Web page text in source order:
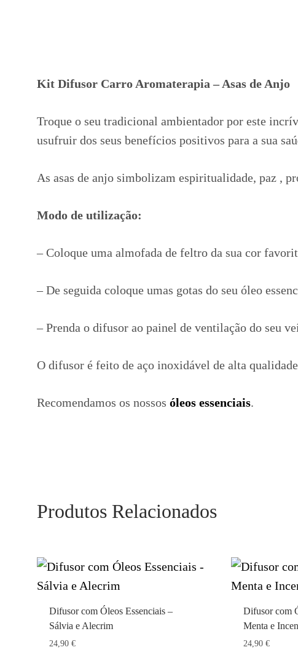
Kit Difusor Carro Aromaterapia – Asas de Anjo
Troque o seu tradicional ambientador por este
usufruir dos seus benefícios positivos para a sua
As asas de anjo simbolizam espiritualidade, paz ,
Modo de utilização:
– Coloque uma almofada de feltro da sua cor
– De seguida coloque umas gotas do seu óleo
– Prenda o difusor ao painel de ventilação do seu
O difusor é feito de aço inoxidável de alta
Recomendamos os nossos óleos essenciais.
Produtos Relacionados
Difusor com Óleos Essenciais –
Sálvia e Alecrim
24,90 €
Difusor com
Menta e
24,90 €